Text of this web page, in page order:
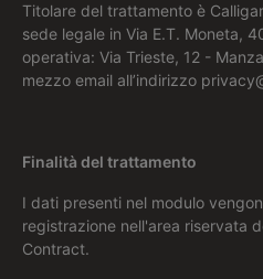
Titolare del trattamento è
sede legale in Via E.T. Moneta,
operativa: Via Trieste, 12 -
mezzo email all’indirizzo
Finalità del trattamento
I dati presenti nel modulo
registrazione nell'area riservata
Contract.